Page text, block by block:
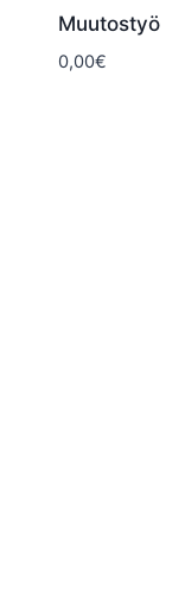
Muutostyö
0,00€